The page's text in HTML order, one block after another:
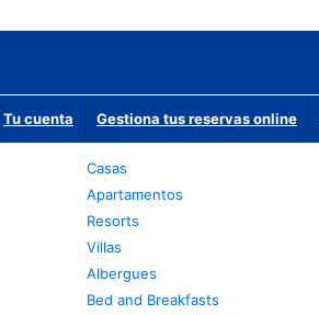
Tu cuenta Gestiona tus reservas online
Casas
Apartamentos
Resorts
Villas
Albergues
Bed and Breakfasts